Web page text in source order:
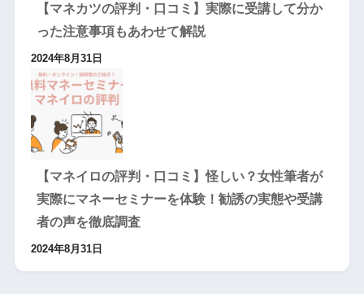
【マネカツの評判・口コミ】実際に受講して分か
った注意事項もあわせて解説
2024年8月31日
【マネイロの評判・口コミ】怪しい？女性筆者が
実際にマネーセミナーを体験！勧誘の実態や受講
者の声を徹底調査
2024年8月31日